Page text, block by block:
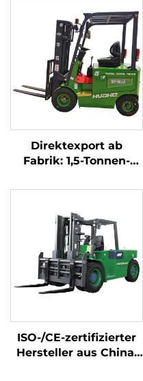
Direktexport ab
Fabrik: 1,5-Tonnen-
mit CE- und ISO-
Lithium-Akku – All-
Terrain-Gabelstapler
ISO-/CE-zertifizierter
Hersteller aus China: